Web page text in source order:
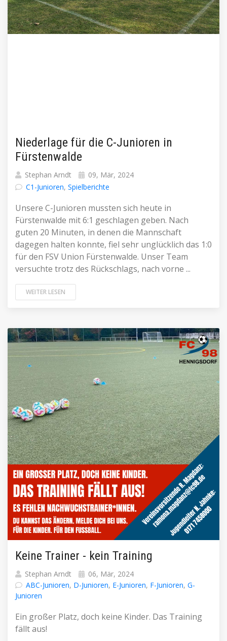
Niederlage für die C-Junioren in
Fürstenwalde
Stephan Arndt
09, Mär, 2024
C1-Junioren, Spielberichte
Unsere C-Junioren mussten sich heute in
Fürstenwalde mit 6:1 geschlagen geben. Nach
guten 20 Minuten, in denen die Mannschaft
dagegen halten konnte, fiel sehr unglücklich das 1:0
für den FSV Union Fürstenwalde. Unser Team
versuchte trotz des Rückschlags, nach vorne ...
WEITER LESEN
Keine Trainer - kein Training
Stephan Arndt
06, Mär, 2024
ABC-Junioren, D-Junioren, E-Junioren, F-Junioren, G-
Junioren
Ein großer Platz, doch keine Kinder. Das Training
fällt aus!